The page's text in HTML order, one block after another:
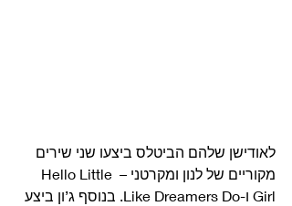
לאודישן שלהם הביטלס ביצעו שני שירים
מקוריים של לנון ומקרטני – Hello Little
Girl ו-Like Dreamers Do. בנוסף ג’ון ביצע